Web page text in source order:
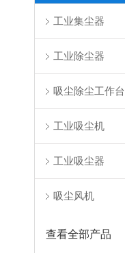
工业集尘器
工业除尘器
吸尘除尘工作台
工业吸尘机
工业吸尘器
吸尘风机
查看全部产品